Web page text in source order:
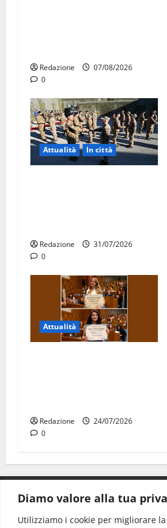
Diamo valore alla tua
Utilizziamo i cookie per migliorare
Redazione
07/08/2026
0
Attualità In città
Redazione
31/07/2026
0
Attualità
Redazione
24/07/2026
0
CONTATTI.